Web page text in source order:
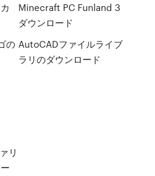
の
Minecraft PC Funland 3
ダウンロード
AutoCADファイルライブ
ラリのダウンロード
リ